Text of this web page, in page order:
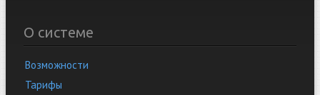
О системе
Возможности
Тарифы